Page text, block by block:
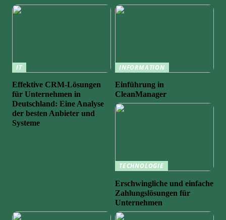
IT
Effektive CRM-Lösungen
für Unternehmen in
Deutschland: Eine Analyse
der besten Anbieter und
Systeme
INFORMATION
Einführung in
CleanManager
TECHNOLOGIE
Erschwingliche und einfache
Zahlungslösungen für
Unternehmen